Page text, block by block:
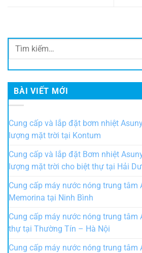
BÀI VIẾT MỚI
Cung cấp và lắp đặt bơm nhiệt
lượng mặt trời tại Kontum
Cung cấp và lắp đặt Bơm nhiệt
lượng mặt trời cho biệt thự tại Hải
Cung cấp máy nước nóng trung tâm
Memorina tại Ninh Bình
Cung cấp máy nước nóng trung tâm
thự tại Thường Tín – Hà Nội
Cung cấp máy nước nóng trung tâm